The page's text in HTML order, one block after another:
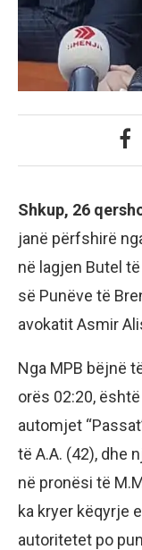
Shkup, 26
janë përfshirë
në lagjen Butel
së Punëve të
avokatit Asmir
Nga MPB bëjnë
orës 02:20,
automjet
të A.A. (42), dhe
në pronësi të
ka kryer këqyrje
autoritetet po